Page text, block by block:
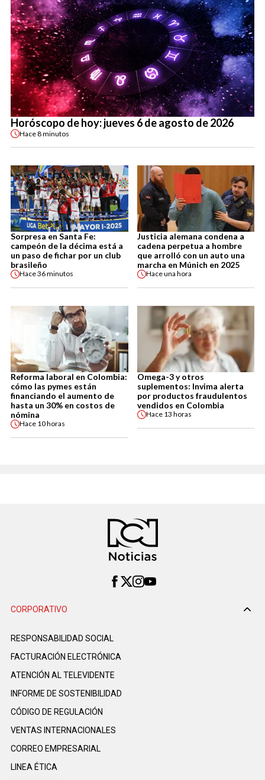
Horóscopo de hoy: jueves 6 de agosto de 2026
Hace8 minutos
Sorpresa en Santa Fe:
campeón de la décima está a
un paso de fichar por un club
brasileño
Hace36 minutos
Justicia alemana condena a
cadena perpetua a hombre
que arrolló con un auto una
marcha en Múnich en 2025
Haceuna hora
Reforma laboral en Colombia:
cómo las pymes están
financiando el aumento de
hasta un 30% en costos de
nómina
Hace 10 horas
Omega-3 y otros
suplementos: Invima alerta
por productos fraudulentos
vendidos en Colombia
Hace 13 horas
CORPORATIVO
RESPONSABILIDAD SOCIAL
FACTURACIÓN ELECTRÓNICA
ATENCIÓN AL TELEVIDENTE
INFORME DE SOSTENIBILIDAD
CÓDIGO DE REGULACIÓN
VENTAS INTERNACIONALES
CORREO EMPRESARIAL
LINEA ÉTICA